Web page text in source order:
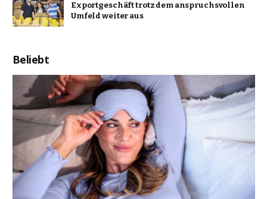
Exportgeschäft trotz dem anspruchsvollen
Umfeld weiter aus
Beliebt